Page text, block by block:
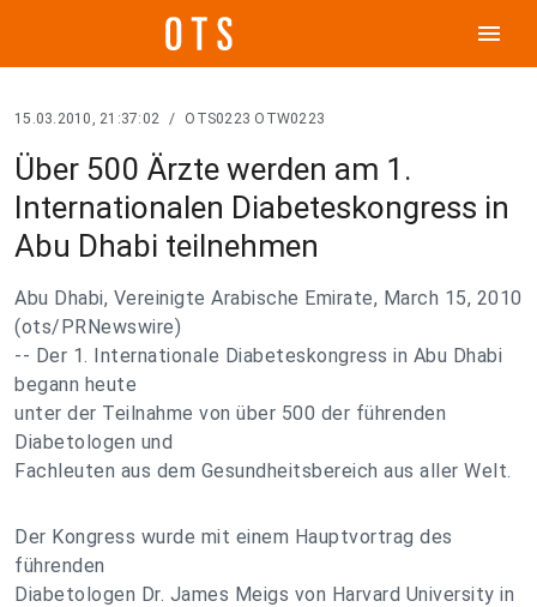
menu
15.03.2010, 21:37:02 / OTS0223 OTW0223
Über 500 Ärzte werden am 1.
Internationalen Diabeteskongress in
Abu Dhabi teilnehmen
Abu Dhabi, Vereinigte Arabische Emirate, March 15, 2010
(ots/PRNewswire)
-- Der 1. Internationale Diabeteskongress in Abu Dhabi
begann heute
unter der Teilnahme von über 500 der führenden
Diabetologen und
Fachleuten aus dem Gesundheitsbereich aus aller Welt.
Der Kongress wurde mit einem Hauptvortrag des
führenden
Diabetologen Dr. James Meigs von Harvard University in